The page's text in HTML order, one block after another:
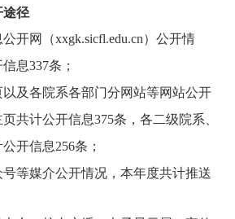
途径
开网（xxgk.sicfl.edu.cn）公开情
息337条；
及各院系各部门分网站等网站公开
共计公开信息375条，各二级院系、
开信息256条；
等媒介公开情况，本年度共计推送